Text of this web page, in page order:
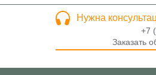
Нужна
+7
Заказать